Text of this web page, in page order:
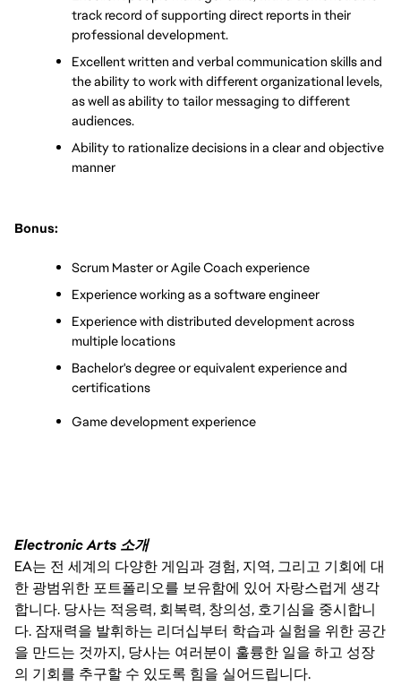
track record of supporting direct reports in their
professional development.
Excellent written and verbal communication skills and
the ability to work with different organizational levels,
as well as ability to tailor messaging to different
audiences.
Ability to rationalize decisions in a clear and objective
manner
Bonus:
Scrum Master or Agile Coach experience
Experience working as a software engineer
Experience with distributed development across
multiple locations
Bachelor's degree or equivalent experience and
certifications
Game development experience
Electronic Arts 소개
EA는 전 세계의 다양한 게임과 경험, 지역, 그리고 기회에 대
한 광범위한 포트폴리오를 보유함에 있어 자랑스럽게 생각
합니다. 당사는 적응력, 회복력, 창의성, 호기심을 중시합니
다. 잠재력을 발휘하는 리더십부터 학습과 실험을 위한 공간
을 만드는 것까지, 당사는 여러분이 훌륭한 일을 하고 성장
의 기회를 추구할 수 있도록 힘을 실어드립니다.